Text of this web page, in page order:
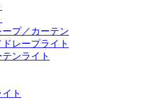
プ／カーテン
レープライト
ンライト
ト